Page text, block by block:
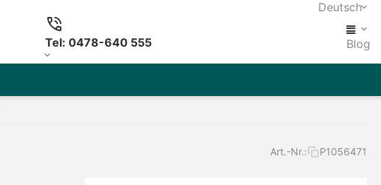
Deutsch
Tel: 0478-640 555 Blog
Art.-Nr.: P1056471